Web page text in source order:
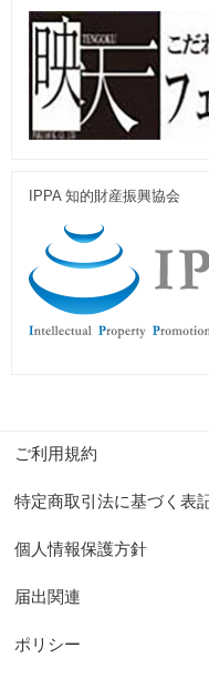
IPPA 知的財産振興協会
ご利用規約
特定商取引法に基づく表
個人情報保護方針
届出関連
ポリシー